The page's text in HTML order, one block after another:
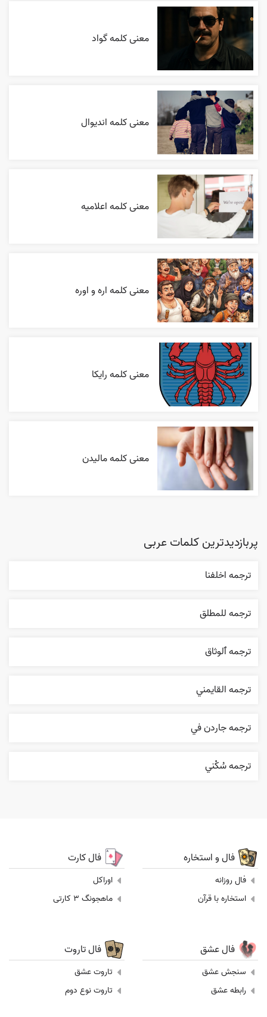
معنی کلمه گواد
معنی کلمه اندیوال
معنی کلمه اعلاميه
معنی کلمه اره و اوره
معنی کلمه رایکا
معنی کلمه مالیدن
پربازدیدترین کلمات عربی
ترجمه اخلفنا
ترجمه للمطلق
ترجمه ٱلوثاق
ترجمه القایمني
ترجمه جاردن في
ترجمه سُکْني
فال و استخاره
فال روزانه
استخاره با قرآن
فال کارت
اوراکل
ماهجونگ 3 کارتی
فال عشق
سنجش عشق
رابطه عشق
فال تاروت
تاروت عشق
تاروت نوع دوم